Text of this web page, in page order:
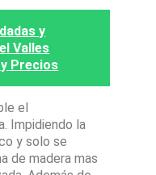
y
Valles
Precios
el
Impidiendo la
y solo se
de madera mas